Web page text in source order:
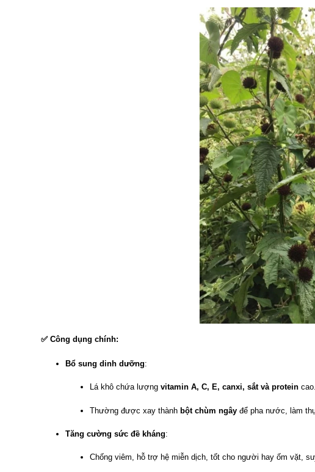
✅Công dụng chính:
Bổ sung dinh dưỡng:
Lá khô chứa lượngvitamin A, C, E, canxi, sắt và protein cao.
Thường được xay thành bột chùm ngây để pha nước, làm
Tăng cường sức đề kháng:
Chống viêm, hỗ trợ hệ miễn dịch, tốt cho người hay ốm vặt,